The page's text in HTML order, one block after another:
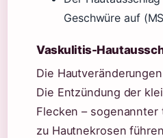
Geschwüre auf
Vaskulitis-
Die
Die Entzündung der
Flecken –
zu Hautnekrosen